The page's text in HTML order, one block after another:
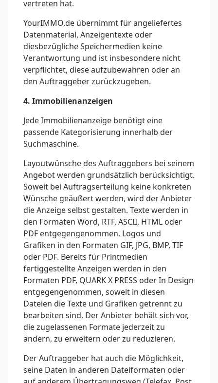
vertreten hat.
YourIMMO.de übernimmt für angeliefertes
Datenmaterial, Anzeigentexte oder
diesbezügliche Speichermedien keine
Verantwortung und ist insbesondere nicht
verpflichtet, diese aufzubewahren oder an
den Auftraggeber zurückzugeben.
4. Immobilienanzeigen
Jede Immobilienanzeige benötigt eine
passende Kategorisierung innerhalb der
Suchmaschine.
Layoutwünsche des Auftraggebers bei seinem
Angebot werden grundsätzlich berücksichtigt.
Soweit bei Auftragserteilung keine konkreten
Wünsche geäußert werden, wird der Anbieter
die Anzeige selbst gestalten. Texte werden in
den Formaten Word, RTF, ASCII, HTML oder
PDF entgegengenommen, Logos und
Grafiken in den Formaten GIF, JPG, BMP, TIF
oder PDF. Bereits für Printmedien
fertiggestellte Anzeigen werden in den
Formaten PDF, QUARK X PRESS oder In Design
entgegengenommen, soweit in diesen
Dateien die Texte und Grafiken getrennt zu
bearbeiten sind. Der Anbieter behält sich vor,
die zugelassenen Formate jederzeit zu
ändern, zu erweitern oder zu reduzieren.
Der Auftraggeber hat auch die Möglichkeit,
seine Daten in anderen Dateiformaten oder